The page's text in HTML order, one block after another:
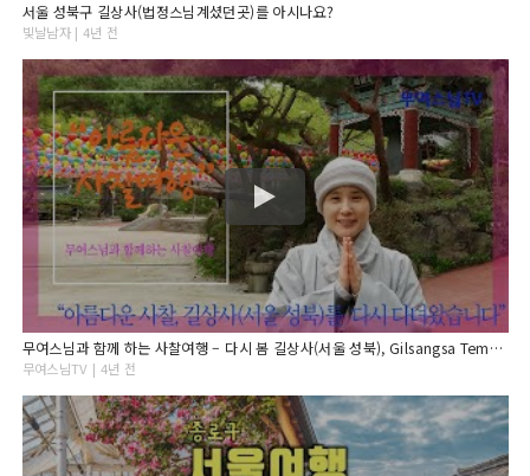
서울 성북구 길상사(법정스님계셨던곳)를 아시나요?
빛날남자 | 4년 전
무여스님과 함께 하는 사찰여행 – 다시 봄 길상사(서울 성북), Gilsangsa Temple[4k]
무여스님TV | 4년 전